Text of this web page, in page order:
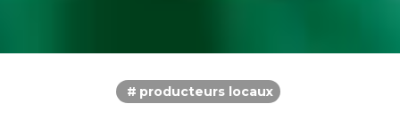
producteurs locaux